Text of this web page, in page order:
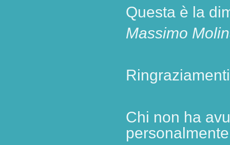
Questa è la
Massimo
Ringraziamenti
Chi non ha